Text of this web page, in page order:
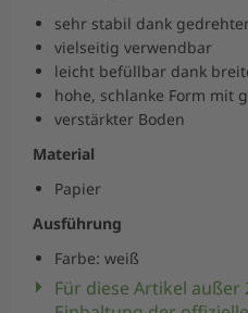
sehr stabil dank
vielseitig verwendbar
leicht befüllbar dank
hohe, schlanke Form mit
verstärkter Boden
Material
Papier
Ausführung
Farbe: weiß
Für diese Artikel außer